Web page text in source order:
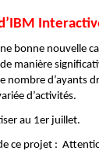
bonne nouvelle
manière
nombre d’ayants
d’activités.
au 1er juillet.
ce projet :